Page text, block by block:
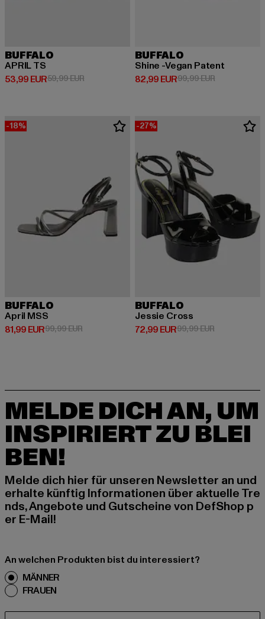
BUFFALO
APRIL TS
53,99 EUR
Derzeitiger Preis: 53,99 EUR
59,99 EURAktionspreis: 59,99 EUR
BUFFALO
Shine -Vegan Patent
82,99 EUR
Derzeitiger Preis: 82,99 EUR
99,99 EURAktionspreis:
-18%
BUFFALO
April MSS
81,99 EUR
Derzeitiger Preis: 81,99 EUR
99,99 EURAktionspreis: 99,99 EUR
-27%
BUFFALO
Jessie Cross
72,99 EUR
Derzeitiger Preis: 72,99 EUR
99,99 EURAktionspreis:
MELDE DICH AN, UM
INSPIRIERT ZU BLEI
BEN!
Melde dich hier für unseren Newsletter an und
erhalte künftig Informationen über aktuelle Tre
nds, Angebote und Gutscheine von DefShop p
er E-Mail!
An welchen Produkten bist du interessiert?
MÄNNER
FRAUEN